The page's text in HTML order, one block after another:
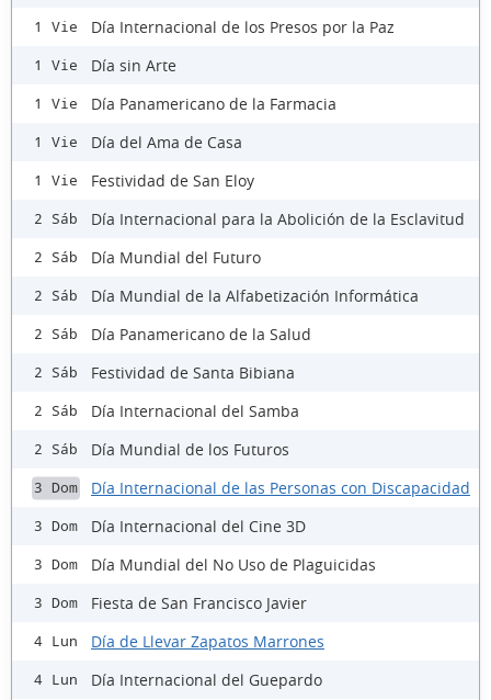
1 Vie Día Internacional de los Presos por la Paz
1 Vie Día sin Arte
1 Vie Día Panamericano de la Farmacia
1 Vie Día del Ama de Casa
1 Vie Festividad de San Eloy
2 Sáb Día Internacional para la Abolición de la Esclavitud
2 Sáb Día Mundial del Futuro
2 Sáb Día Mundial de la Alfabetización Informática
2 Sáb Día Panamericano de la Salud
2 Sáb Festividad de Santa Bibiana
2 Sáb Día Internacional del Samba
2 Sáb Día Mundial de los Futuros
3 Dom Día Internacional de las Personas con Discapacidad
3 Dom Día Internacional del Cine 3D
3 Dom Día Mundial del No Uso de Plaguicidas
3 Dom Fiesta de San Francisco Javier
4 Lun Día de Llevar Zapatos Marrones
4 Lun Día Internacional del Guepardo